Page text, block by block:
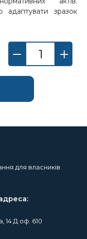
адаптувати зразок
для власників
14 Д оф. 610